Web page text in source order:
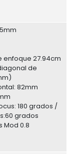
enfoque 27.94cm
de
82mm
180 grados /
grados
Mod 0.8